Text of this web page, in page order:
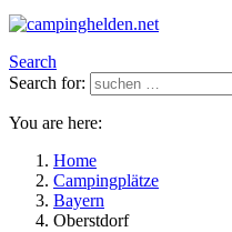
Search
Search for:
You are here:
Home
Campingplätze
Bayern
Oberstdorf